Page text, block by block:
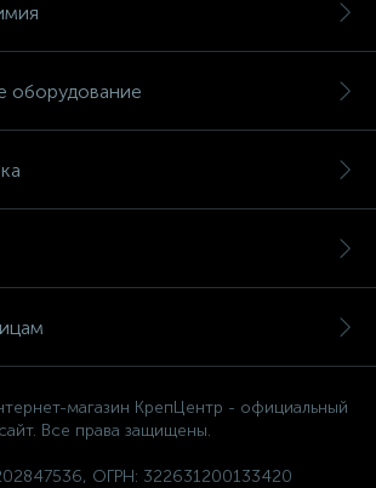
оборудование
магазин КрепЦентр - официальный
сайт. Все права защищены.
ОГРН: 322631200133420